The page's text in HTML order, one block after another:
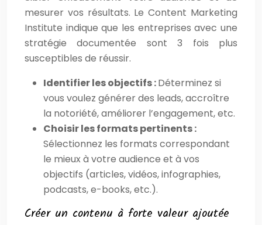
mesurer vos résultats. Le Content Marketing
Institute indique que les entreprises avec une
stratégie documentée sont 3 fois plus
susceptibles de réussir.
Identifier les objectifs :Déterminez si
vous voulez générer des leads, accroître
la notoriété, améliorer l’engagement, etc.
Choisir les formats pertinents :
Sélectionnez les formats correspondant
le mieux à votre audience et à vos
objectifs (articles, vidéos, infographies,
podcasts, e-books, etc.).
Créer un contenu à forte valeur ajoutée